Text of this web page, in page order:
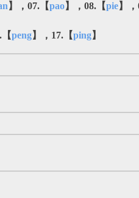
】，07.【pao】，08.【pie】
peng】，17.【ping】